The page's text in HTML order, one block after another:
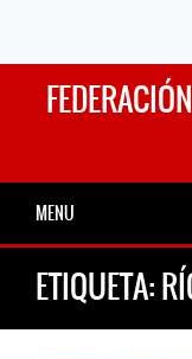
MENU
ETIQUETA: